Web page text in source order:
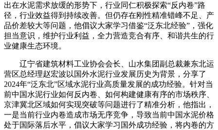
出在水泥需求放缓的形势下，行业同仁积极探索“反内卷”路
径，行业效益得到持续改善。但仍存在刚性精准错峰不足、产
品价差较大等问题，他倡议大家学习借鉴“泛东北经验”，强化
担当意识，维护行业利益，全力营造竞合有序、和谐共生的行
业健康生态环境。
辽宁省建筑材料工业协会会长、山水集团副总裁兼东北运
营区总经理赵宏波以国外水泥行业发展历史为背景，分享了
2024年“泛东北”区域水泥行业高质量发展的成功经验。针对当
前中国水泥行业如何反内卷、如何构建健康有序的市场秩序、
京津冀北区域如何实现突破等问题进行了精准分析，他指出，
一是当前行业内卷造成市场无序竞争，导致当前中国水泥价格
处于国际落后水平，倡议大家学习国外成功经验，将内卷的方